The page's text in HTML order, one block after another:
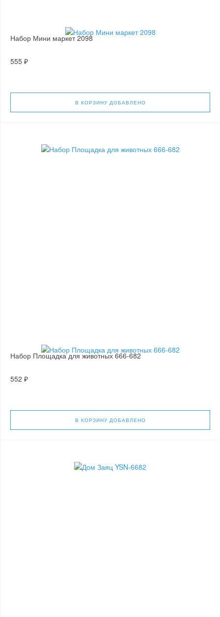
Набор Мини маркет 2098
555 ₽
В КОРЗИНУ ДОБАВЛЕНО
Набор Площадка для животных 666-682
552 ₽
В КОРЗИНУ ДОБАВЛЕНО